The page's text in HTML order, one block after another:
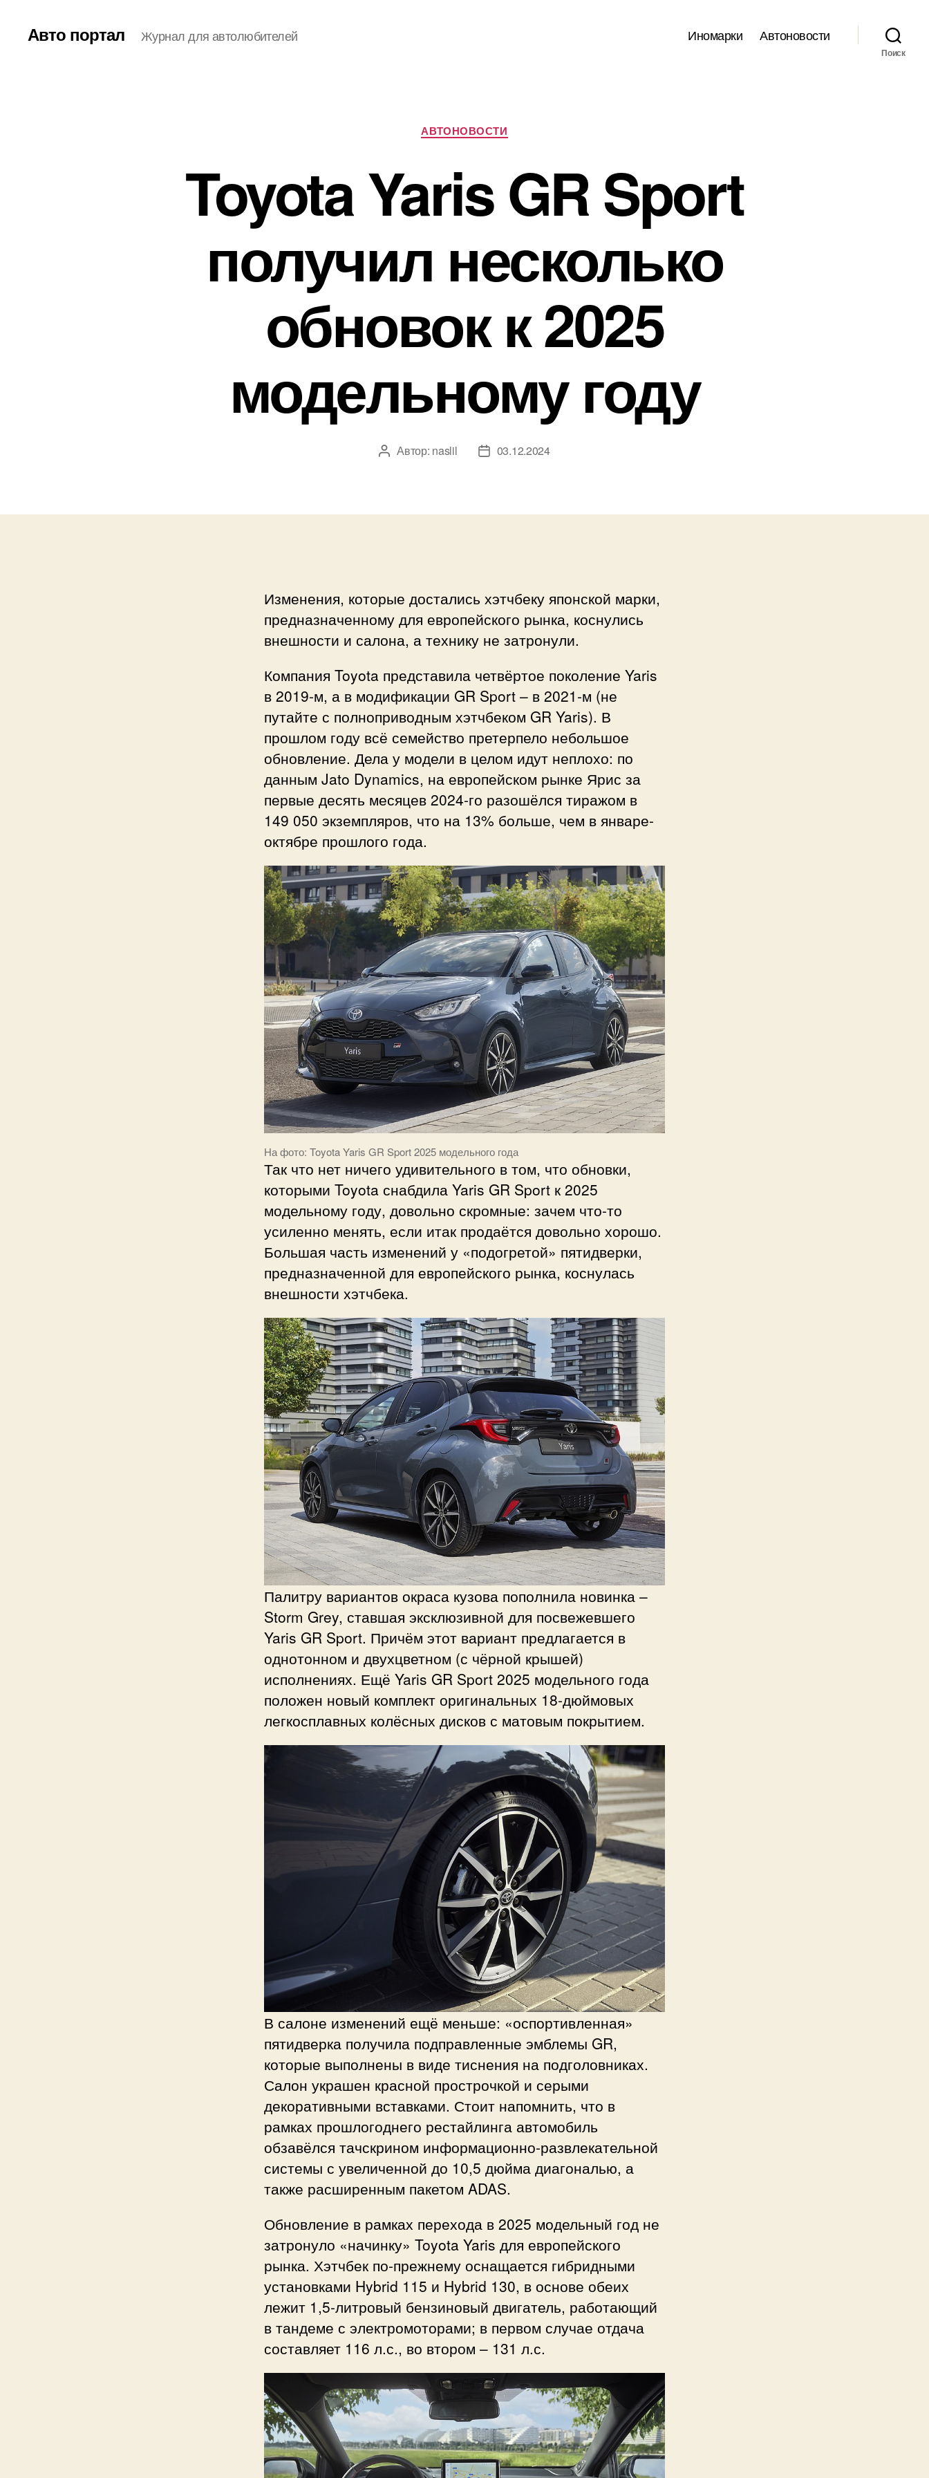
Авто портал Журнал для автолюбителей Иномарки Автоновости
Поиск
Рубрики
АВТОНОВОСТИ
Toyota Yaris GR Sport
получил несколько
обновок к 2025
модельному году
Автор
Автор: naslil
Дата03.12.2024
Изменения, которые достались хэтчбеку японской марки,
предназначенному для европейского рынка, коснулись
внешности и салона, а технику не затронули.
Компания Toyota представила четвёртое поколение Yaris
в 2019-м, а в модификации GR Sport – в 2021-м (не
путайте с полноприводным хэтчбеком GR Yaris). В
прошлом году всё семейство претерпело небольшое
обновление. Дела у модели в целом идут неплохо: по
данным Jato Dynamics, на европейском рынке Ярис за
первые десять месяцев 2024-го разошёлся тиражом в
149 050 экземпляров, что на 13% больше, чем в январе-
октябре прошлого года.
На фото: Toyota Yaris GR Sport 2025 модельного года
Так что нет ничего удивительного в том, что обновки,
которыми Toyota снабдила Yaris GR Sport к 2025
модельному году, довольно скромные: зачем что-то
усиленно менять, если итак продаётся довольно хорошо.
Большая часть изменений у «подогретой» пятидверки,
предназначенной для европейского рынка, коснулась
внешности хэтчбека.
Палитру вариантов окраса кузова пополнила новинка –
Storm Grey, ставшая эксклюзивной для посвежевшего
Yaris GR Sport. Причём этот вариант предлагается в
однотонном и двухцветном (с чёрной крышей)
исполнениях. Ещё Yaris GR Sport 2025 модельного года
положен новый комплект оригинальных 18-дюймовых
легкосплавных колёсных дисков с матовым покрытием.
В салоне изменений ещё меньше: «оспортивленная»
пятидверка получила подправленные эмблемы GR,
которые выполнены в виде тиснения на подголовниках.
Салон украшен красной прострочкой и серыми
декоративными вставками. Стоит напомнить, что в
рамках прошлогоднего рестайлинга автомобиль
обзавёлся тачскрином информационно-развлекательной
системы с увеличенной до 10,5 дюйма диагональю, а
также расширенным пакетом ADAS.
Обновление в рамках перехода в 2025 модельный год не
затронуло «начинку» Toyota Yaris для европейского
рынка. Хэтчбек по-прежнему оснащается гибридными
установками Hybrid 115 и Hybrid 130, в основе обеих
лежит 1,5-литровый бензиновый двигатель, работающий
в тандеме с электромоторами; в первом случае отдача
составляет 116 л.с., во втором – 131 л.с.